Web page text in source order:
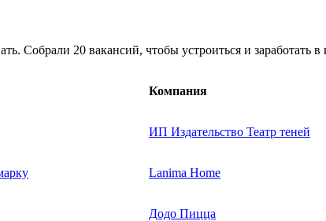
Собрали 20 вакансий, чтобы устроиться и заработать
Компания
ИП Издательство Театр теней
Lanima Home
Додо Пицца